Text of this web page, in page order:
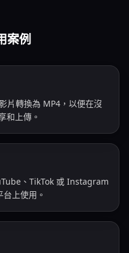
案例
片轉換為 MP4，以便在沒
和上傳。
、TikTok 或 Instagram
上使用。